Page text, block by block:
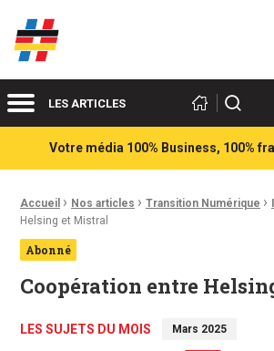
Acteurs du franco-allemand
MenuLES ARTICLES
Votre média 100% Business, 100%
Fil d'Ariane :
Accueil › Nos articles › Transition Numérique ›
Helsing et Mistral
Abonné
Coopération entre
LES SUJETS DU MOIS Mars 2025